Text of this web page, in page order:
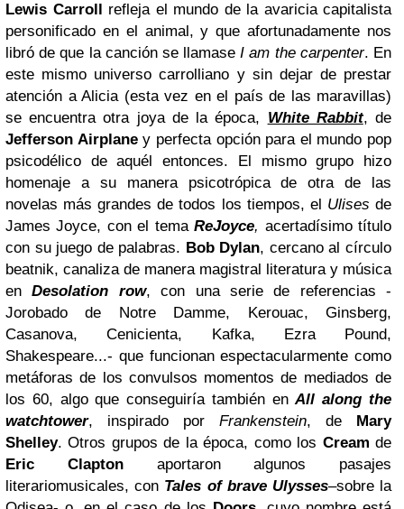
Lewis Carroll refleja el mundo de la avaricia capitalista
personificado en el animal, y que afortunadamente nos
libró de que la canción se llamaseI am the carpenter. En
este mismo universo carrolliano y sin dejar de prestar
atención a Alicia (esta vez en el país de las maravillas)
se encuentra otra joya de la época, White Rabbit, de
Jefferson Airplaney perfecta opción para el mundo pop
psicodélico de aquél entonces. El mismo grupo hizo
homenaje a su manera psicotrópica de otra de las
novelas más grandes de todos los tiempos, el Ulises de
James Joyce, con el temaReJoyce, acertadísimo título
con su juego de palabras. Bob Dylan, cercano al círculo
beatnik, canaliza de manera magistral literatura y música
enDesolation row, con una serie de referencias -
Jorobado de Notre Damme, Kerouac, Ginsberg,
Casanova, Cenicienta, Kafka, Ezra Pound,
Shakespeare...- que funcionan espectacularmente como
metáforas de los convulsos momentos de mediados de
los 60, algo que conseguiría también enAll along the
watchtower, inspirado por Frankenstein, de Mary
Shelley. Otros grupos de la época, como los Cream de
Eric Claptonaportaron algunos pasajes
literariomusicales, con Tales of brave Ulysses–sobre la